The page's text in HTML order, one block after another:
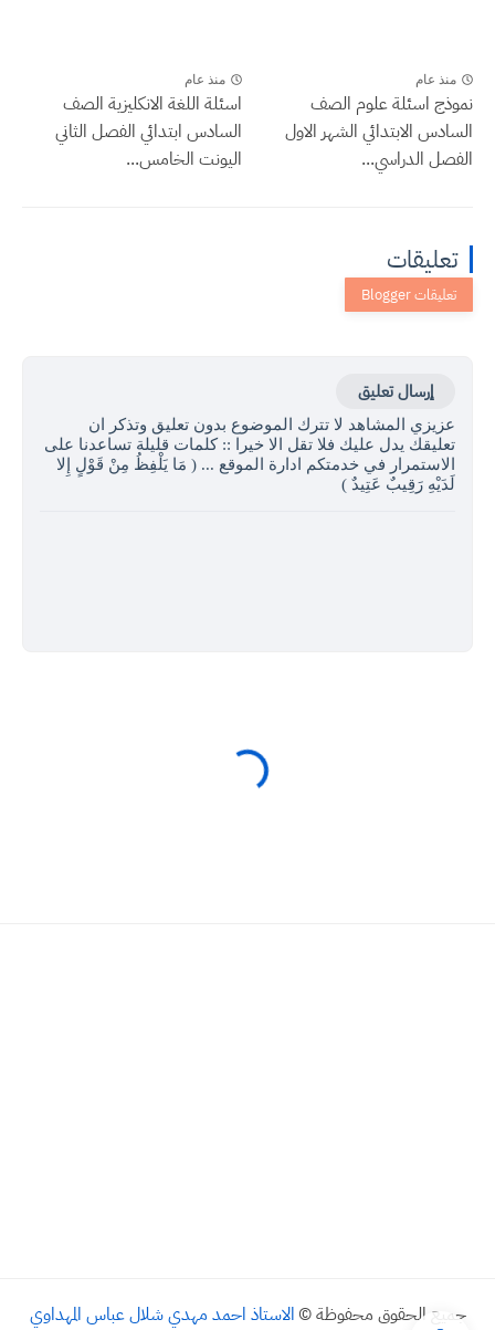
منذ عام
نموذج اسئلة علوم الصف
السادس الابتدائي الشهر الاول
الفصل الدراسي...
منذ عام
اسئلة اللغة الانكليزية الصف
السادس ابتدائي الفصل الثاني
اليونت الخامس...
تعليقات
إرسال تعليق
عزيزي المشاهد لا تترك الموضوع بدون تعليق وتذكر ان
تعليقك يدل عليك فلا تقل الا خيرا :: كلمات قليلة تساعدنا على
الاستمرار في خدمتكم ادارة الموقع ... ( مَا يَلْفِظُ مِنْ قَوْلٍ إِلا
لَدَيْهِ رَقِيبٌ عَتِيدٌ )
جميع الحقوق محفوظة © الاستاذ احمد مهدي شلال عباس المهداوي